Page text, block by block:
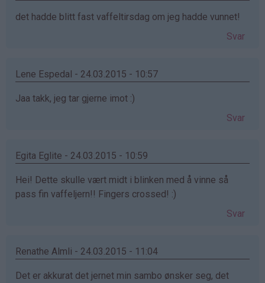
det hadde blitt fast vaffeltirsdag om jeg hadde vunnet!
Svar
Lene Espedal - 24.03.2015 - 10:57
Jaa takk, jeg tar gjerne imot :)
Svar
Egita Eglite - 24.03.2015 - 10:59
Hei! Dette skulle vært midt i blinken med å vinne så
pass fin vaffeljern!! Fingers crossed! :)
Svar
Renathe Almli - 24.03.2015 - 11:04
Det er akkurat det jernet min sambo ønsker seg, det